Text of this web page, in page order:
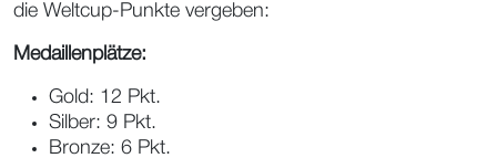
die Weltcup-Punkte vergeben:
Medaillenplätze:
Gold: 12 Pkt.
Silber: 9 Pkt.
Bronze: 6 Pkt.